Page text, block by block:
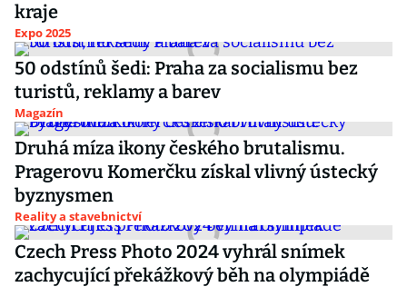
kraje
Expo 2025
50 odstínů šedi: Praha za socialismu bez
turistů, reklamy a barev
Magazín
Druhá míza ikony českého brutalismu.
Pragerovu Komerčku získal vlivný ústecký
byznysmen
Reality a stavebnictví
Czech Press Photo 2024 vyhrál snímek
zachycující překážkový běh na olympiádě